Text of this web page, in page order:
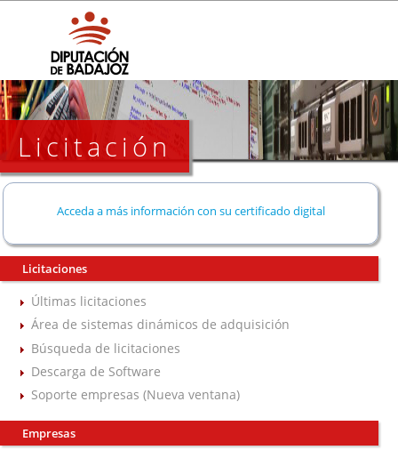
Licitación
Acceda a más información con su certificado digital
Licitaciones
Últimas licitaciones
Área de sistemas dinámicos de adquisición
Búsqueda de licitaciones
Descarga de Software
Soporte empresas (Nueva ventana)
Empresas